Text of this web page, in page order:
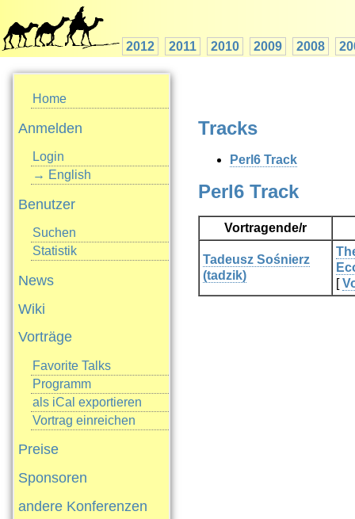
2012 2011 2010 2009 2008
Home
Anmelden
Login
→ English
Benutzer
Suchen
Statistik
News
Wiki
Vorträge
Favorite Talks
Programm
als iCal exportieren
Vortrag einreichen
Preise
Sponsoren
andere Konferenzen
Tracks
Perl6 Track
Perl6 Track
Vortragende/r
Tadeusz Sośnierz
(‎tadzik‎)
[